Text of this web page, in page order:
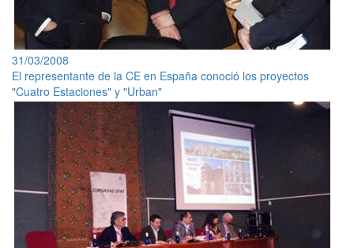
31/03/2008
El representante de la CE en España conoció los proyectos
"Cuatro Estaciones" y "Urban"